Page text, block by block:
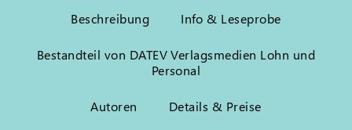
Beschreibung Info & Leseprobe
Bestandteil von DATEV Verlagsmedien Lohn und
Personal
Autoren Details & Preise